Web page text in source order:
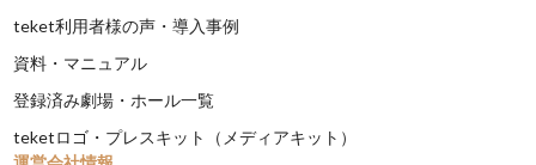
teket利用者様の声・導入事例
資料・マニュアル
登録済み劇場・ホール一覧
teketロゴ・プレスキット（メディアキット）